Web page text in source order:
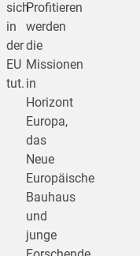
sich
in
der
EU
tut.
Profitieren
werden
die
Missionen
in
Horizont
Europa,
das
Neue
Europäische
Bauhaus
und
junge